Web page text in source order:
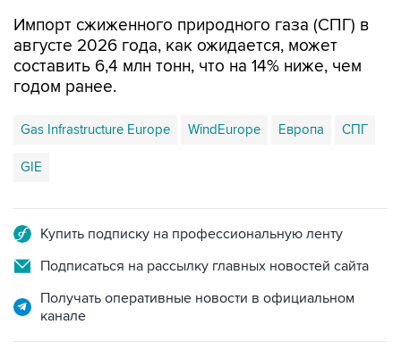
Импорт сжиженного природного газа (СПГ) в
августе 2026 года, как ожидается, может
составить 6,4 млн тонн, что на 14% ниже, чем
годом ранее.
Gas Infrastructure Europe WindEurope Европа СПГ
GIE
Купить подписку на профессиональную ленту
Подписаться на рассылку главных новостей сайта
Получать оперативные новости в официальном
канале